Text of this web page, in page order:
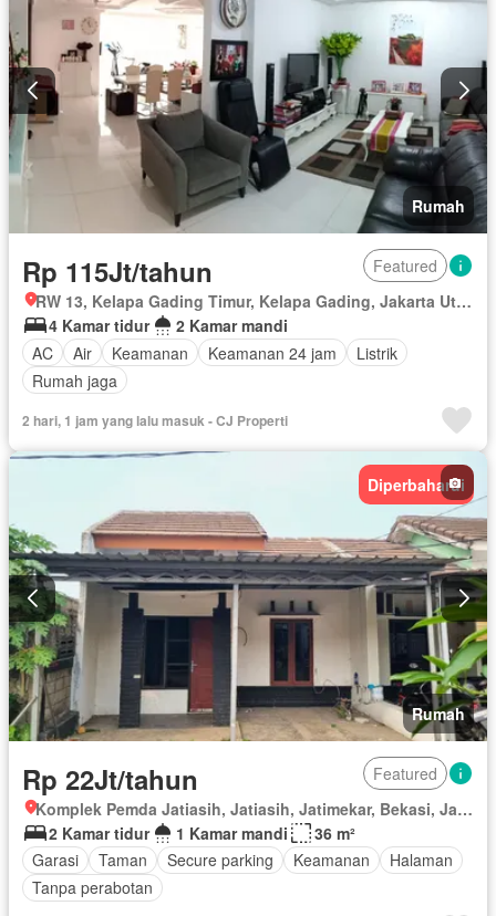
Rumah
Rp 115Jt/tahun
Featured
RW 13, Kelapa Gading Timur, Kelapa Gading, Jakarta Utara, Daerah Khusus Ibukota Jakarta
4 Kamar tidur
2 Kamar mandi
AC
Air Keamanan Keamanan 24 jam
Listrik
Rumah jaga
2 hari, 1 jam yang lalu masuk - CJ Properti
Diperbaharui
Rumah
Rp 22Jt/tahun
Featured
Komplek Pemda Jatiasih, Jatiasih, Jatimekar, Bekasi, Jawa Barat
2 Kamar tidur
1 Kamar mandi
36 m²
Garasi
Taman Secure parking Keamanan
Halaman
Tanpa perabotan